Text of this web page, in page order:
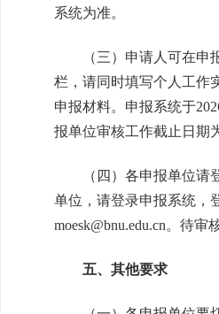
系统为准。
（三）申请人可在
栏，请同时填写个人工作
申报材料。申报系统于
报单位审核工作截止日期
（四）各申报单位
单位，请登录申报系统，
moesk@bnu.edu.cn。待
五、其他要求